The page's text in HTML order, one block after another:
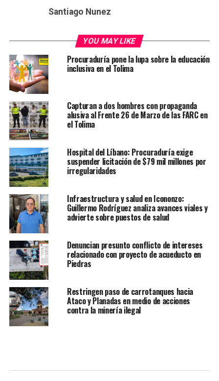
Santiago Nunez
YOU MAY LIKE
Procuraduría pone la lupa sobre la educación
inclusiva en el Tolima
Capturan a dos hombres con propaganda
alusiva al Frente 26 de Marzo de las FARC en
el Tolima
Hospital del Líbano: Procuraduría exige
suspender licitación de $79 mil millones por
irregularidades
Infraestructura y salud en Icononzo:
Guillermo Rodríguez analiza avances viales y
advierte sobre puestos de salud
Denuncian presunto conflicto de intereses
relacionado con proyecto de acueducto en
Piedras
Restringen paso de carrotanques hacia
Ataco y Planadas en medio de acciones
contra la minería ilegal